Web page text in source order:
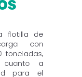
flotilla de
con
toneladas,
cuanto a
para el